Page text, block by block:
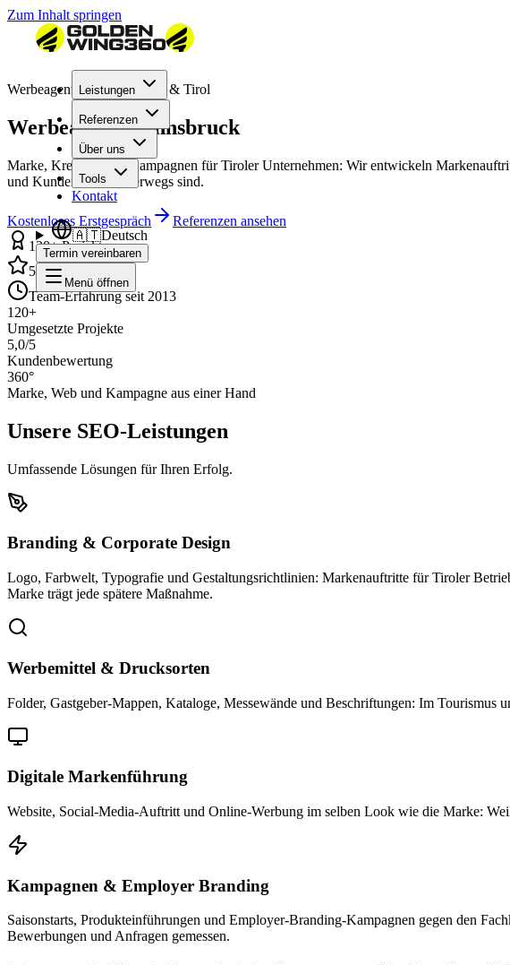
Zum Inhalt springen
Leistungen
Referenzen
Über uns
Tools
Kontakt
🇦🇹Deutsch
Termin vereinbaren
Menü öffnen
Werbeagentur für Innsbruck & Tirol
Werbeagentur Innsbruck
Marke, Kreation und Kampagnen für Tiroler Unternehmen: Wir entwickeln
und Kunden heute unterwegs sind.
Kostenloses Erstgespräch
Referenzen ansehen
120+ Projekte
5,0/5 Bewertung
Team-Erfahrung seit 2013
120+
Umgesetzte Projekte
5,0/5
Kundenbewertung
360°
Marke, Web und Kampagne aus einer Hand
Unsere SEO-Leistungen
Umfassende Lösungen für Ihren Erfolg.
Branding & Corporate Design
Logo, Farbwelt, Typografie und Gestaltungsrichtlinien: Markenauftritte für Tiroler
Marke trägt jede spätere Maßnahme.
Werbemittel & Drucksorten
Folder, Gastgeber-Mappen, Kataloge, Messewände und Beschriftungen: Im
Digitale Markenführung
Website, Social-Media-Auftritt und Online-Werbung im selben Look wie die Marke:
Kampagnen & Employer Branding
Saisonstarts, Produkteinführungen und Employer-Branding-Kampagnen gegen den
Bewerbungen und Anfragen gemessen.